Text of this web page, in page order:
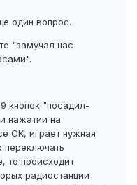
один вопрос.
"замучал нас
кнопок "посадил-
нажатии на
ОК, играет нужная
переключать
то происходит
радиостанции